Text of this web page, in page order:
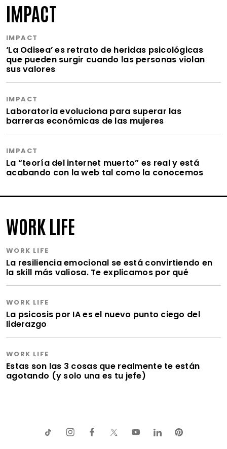
IMPACT
IMPACT
‘La Odisea’ es retrato de heridas psicológicas
que pueden surgir cuando las personas violan
sus valores
IMPACT
Laboratoria evoluciona para superar las
barreras económicas de las mujeres
IMPACT
La “teoría del internet muerto” es real y está
acabando con la web tal como la conocemos
WORK LIFE
WORK LIFE
La resiliencia emocional se está convirtiendo en
la skill más valiosa. Te explicamos por qué
WORK LIFE
La psicosis por IA es el nuevo punto ciego del
liderazgo
WORK LIFE
Estas son las 3 cosas que realmente te están
agotando (y solo una es tu jefe)